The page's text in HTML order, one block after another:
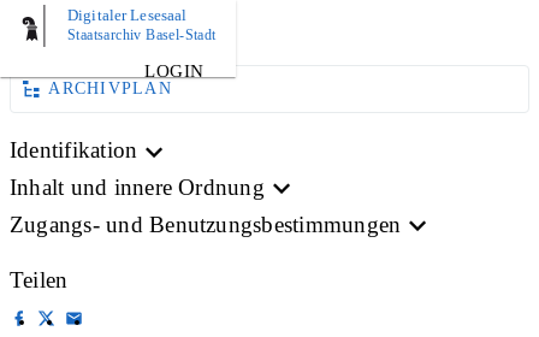
Digitaler Lesesaal
Staatsarchiv Basel-Stadt
LOGIN
BILD
ARCHIVPLAN
Identifikation
Inhalt und innere Ordnung
Zugangs- und Benutzungsbestimmungen
Teilen